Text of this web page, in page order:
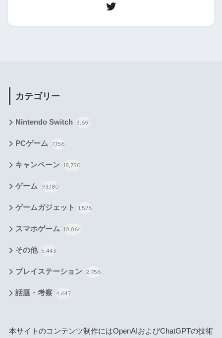
カテゴリー
Nintendo Switch 3,691
PCゲーム 7,156
キャンペーン 18,750
ゲーム 93,180
ゲームガジェット 1,576
スマホゲーム 10,864
その他 5,443
プレイステーション 2,756
話題・考察 4,647
本サイトのコンテンツ制作にはOpenAIおよびChatGPTの技術